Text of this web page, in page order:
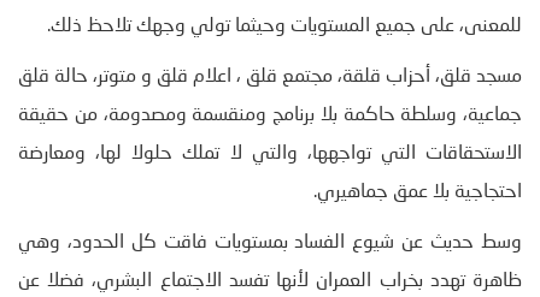
للمعنى، على جميع المستويات وحيثما تولي وجهك تلاحظ ذلك.
مسجد قلق، أحزاب قلقة، مجتمع قلق ، اعلام قلق و متوتر، حالة قلق
جماعية، وسلطة حاكمة بلا برنامج ومنقسمة ومصدومة، من حقيقة
الاستحقاقات التي تواجهها، والتي لا تملك حلولا لها، ومعارضة
احتجاجية بلا عمق جماهيري.
وسط حديث عن شيوع الفساد بمستويات فاقت كل الحدود، وهي
ظاهرة تهدد بخراب العمران لأنها تفسد الاجتماع البشري، فضلا عن